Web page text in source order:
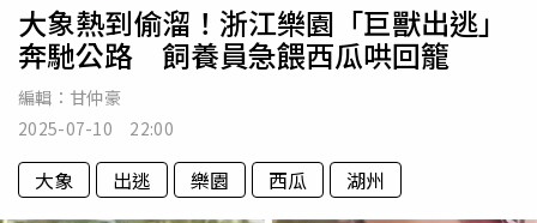
大象熱到偷溜！浙江樂園「巨獸出逃」
奔馳公路 飼養員急餵西瓜哄回籠
編輯： 甘仲豪
2025-07-10 22:00
大象 出逃 樂園 西瓜 湖州